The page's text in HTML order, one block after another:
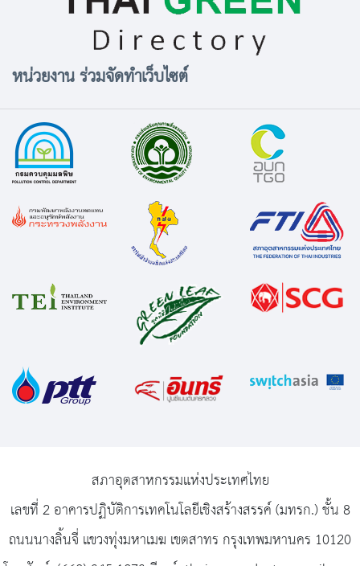
หน่วยงาน ร่วมจัดทำเว็บไซต์
สภาอุตสาหกรรมแห่งประเทศไทย
เลขที่ 2 อาคารปฏิบัติการเทคโนโลยีเชิงสร้างสรรค์ (มทรก.) ชั้น 8
ถนนนางลิ้นจี่ แขวงทุ่งมหาเมฆ เขตสาทร กรุงเทพมหานคร 10120